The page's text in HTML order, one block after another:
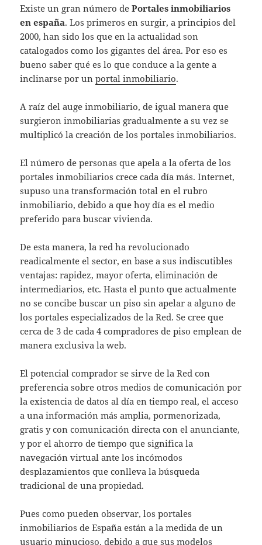
Existe un gran número dePortales inmobiliarios
en españa. Los primeros en surgir, a principios del
2000, han sido los que en la actualidad son
catalogados como los gigantes del área. Por eso es
bueno saber qué es lo que conduce a la gente a
inclinarse por unportal inmobiliario.
A raíz del auge inmobiliario, de igual manera que
surgieron inmobiliarias gradualmente a su vez se
multiplicó la creación de los portales inmobiliarios.
El número de personas que apela a la oferta de los
portales inmobiliarios crece cada día más. Internet,
supuso una transformación total en el rubro
inmobiliario, debido a que hoy día es el medio
preferido para buscar vivienda.
De esta manera, la red ha revolucionado
readicalmente el sector, en base a sus indiscutibles
ventajas: rapidez, mayor oferta, eliminación de
intermediarios, etc. Hasta el punto que actualmente
no se concibe buscar un piso sin apelar a alguno de
los portales especializados de la Red. Se cree que
cerca de 3 de cada 4 compradores de piso emplean de
manera exclusiva la web.
El potencial comprador se sirve de la Red con
preferencia sobre otros medios de comunicación por
la existencia de datos al día en tiempo real, el acceso
a una información más amplia, pormenorizada,
gratis y con comunicación directa con el anunciante,
y por el ahorro de tiempo que significa la
navegación virtual ante los incómodos
desplazamientos que conlleva la búsqueda
tradicional de una propiedad.
Pues como pueden observar, los portales
inmobiliarios de España están a la medida de un
usuario minucioso, debido a que sus modelos